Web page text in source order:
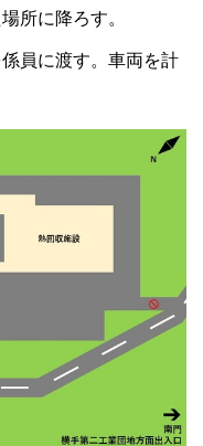
所に降ろす。
員に渡す。車両を計